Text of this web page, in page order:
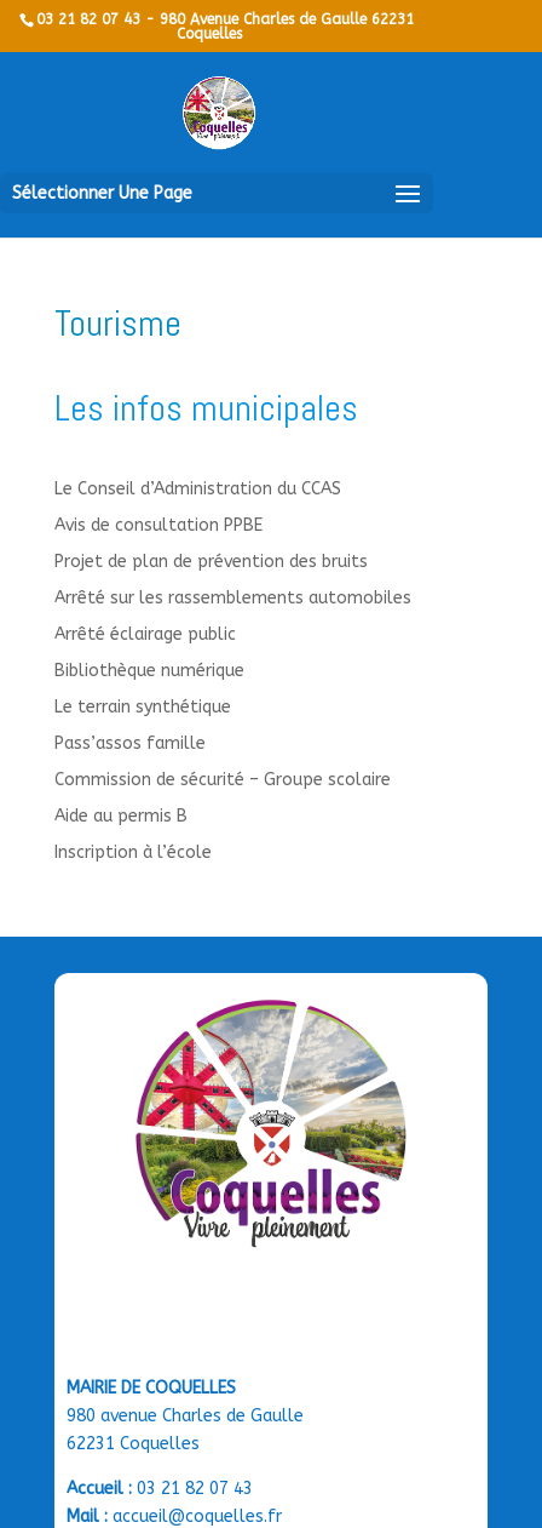
03 21 82 07 43 - 980 Avenue Charles de Gaulle 62231
Coquelles
Sélectionner Une Page
Tourisme
Les infos municipales
Le Conseil d’Administration du CCAS
Avis de consultation PPBE
Projet de plan de prévention des bruits
Arrêté sur les rassemblements automobiles
Arrêté éclairage public
Bibliothèque numérique
Le terrain synthétique
Pass’assos famille
Commission de sécurité – Groupe scolaire
Aide au permis B
Inscription à l’école
MAIRIE DE COQUELLES
980 avenue Charles de Gaulle
62231 Coquelles
Accueil :03 21 82 07 43
Mail :accueil@coquelles.fr